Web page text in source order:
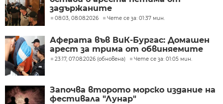
задържаните
08:03, 08.08.2026 Чете се за: 01:37 мин.
Аферата във ВиК-Бургас: Домашен
арест за трима от обвиняемите
23:17, 07.08.2026 (обновена) Чете се за: 01:05 мин.
Започва второто морско издание на
фестивала "Лунар"